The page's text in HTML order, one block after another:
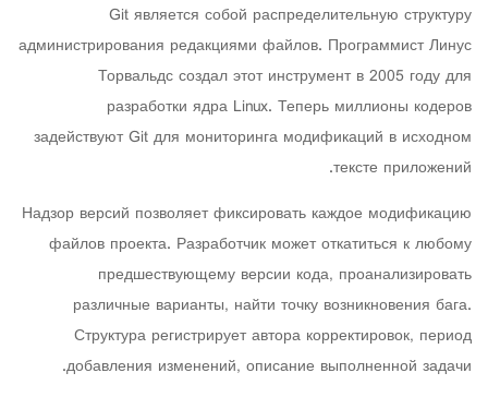
Git является собой распределительную структуру
администрирования редакциями файлов. Программист Линус
Торвальдс создал этот инструмент в 2005 году для
разработки ядра Linux. Теперь миллионы кодеров
задействуют Git для мониторинга модификаций в исходном
тексте приложений.
Надзор версий позволяет фиксировать каждое модификацию
файлов проекта. Разработчик может откатиться к любому
предшествующему версии кода, проанализировать
различные варианты, найти точку возникновения бага.
Структура регистрирует автора корректировок, период
добавления изменений, описание выполненной задачи.